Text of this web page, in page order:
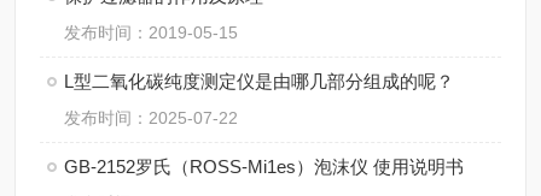
发布时间：2019-05-15
L型二氧化碳纯度测定仪是由哪几部分组成的呢？
发布时间：2025-07-22
GB-2152罗氏（ROSS-Mi1es）泡沫仪 使用说明书